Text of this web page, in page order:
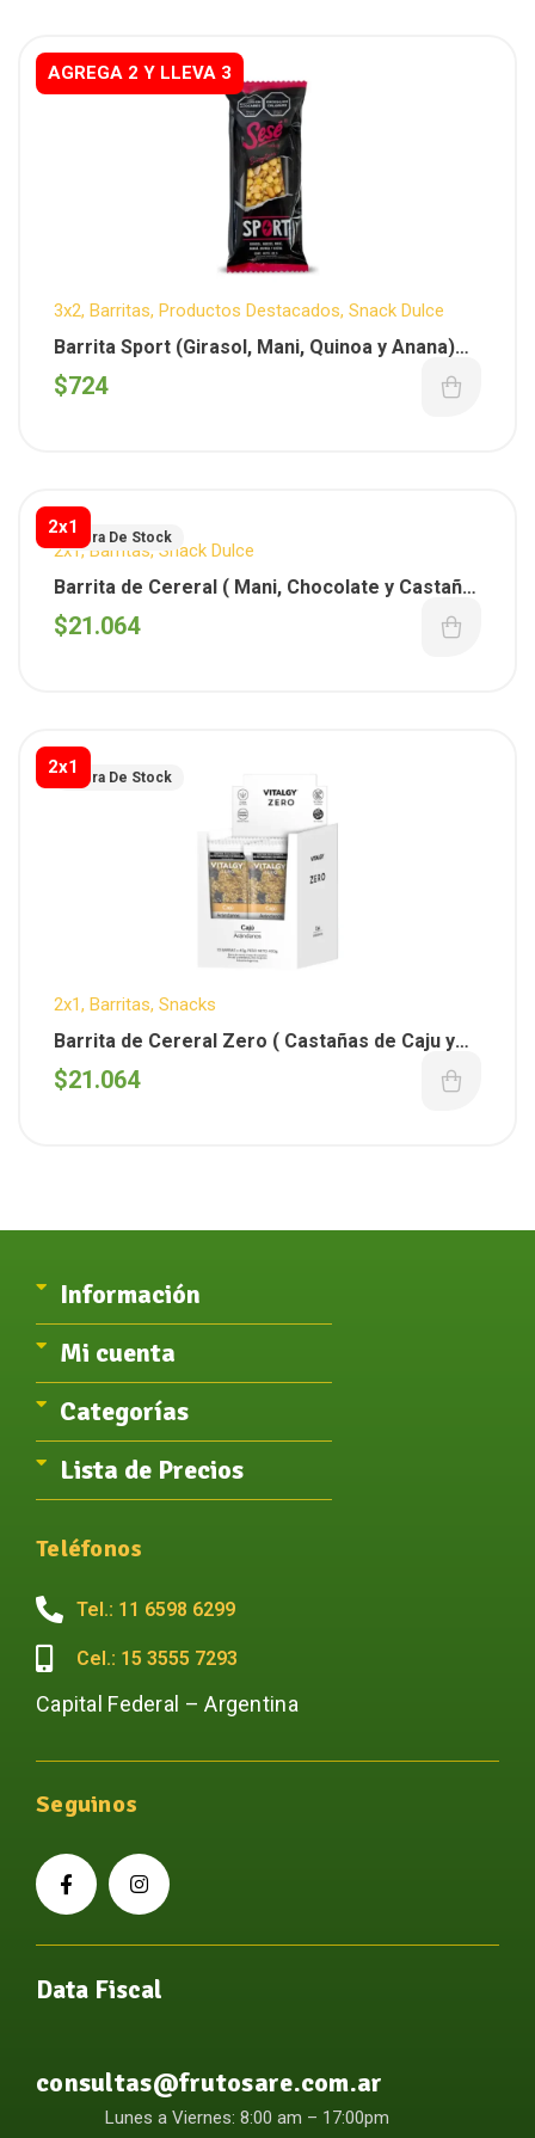
AGREGA 2 Y LLEVA 3
3x2, Barritas, Productos Destacados, Snack Dulce
Barrita Sport (Girasol, Mani, Quinoa y Anana)
(Sese) x unidad
$724
2x1Fuera De Stock
2x1,Barritas, Snack Dulce
Barrita de Cereral ( Mani, Chocolate y Castaña
de Caju ) x 40 gs – Vitalgy x 10 unid.
$21.064
2x1Fuera De Stock
2x1, Barritas, Snacks
Barrita de Cereral Zero ( Castañas de Caju y
Arandanos ) x 40 gs – Vitalgy x 10 unid.
$21.064
Información
Mi cuenta
Categorías
Lista de Precios
Teléfonos
Tel.: 11 6598 6299
Cel.: 15 3555 7293
Capital Federal – Argentina
Seguinos
Data Fiscal
consultas@frutosare.com.ar
Lunes a Viernes: 8:00 am – 17:00pm